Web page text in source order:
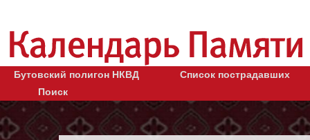
Бутовский полигон НКВД
Список пострадавших
Поиск